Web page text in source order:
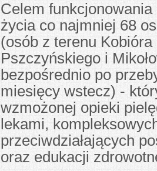
Celem
życia co najmniej 68
(osób z terenu
Pszczyńskiego i
bezpośrednio po
miesięcy wstecz) -
wzmożonej opieki
lekami,
przeciwdziałających
oraz edukacji